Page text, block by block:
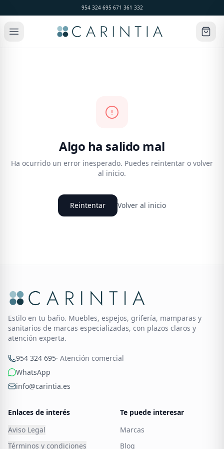
954 324 695·671 361 332
Algo ha salido mal
Ha ocurrido un error inesperado. Puedes reintentar o volver
al inicio.
Reintentar Volver al inicio
Estilo en tu baño. Muebles, espejos, grifería, mamparas y
sanitarios de marcas especializadas, con plazos claros y
atención experta.
954 324 695· Atención comercial
WhatsApp
info@carintia.es
Enlaces de interés
Aviso Legal
Términos y condiciones
Te puede interesar
Marcas
Blog